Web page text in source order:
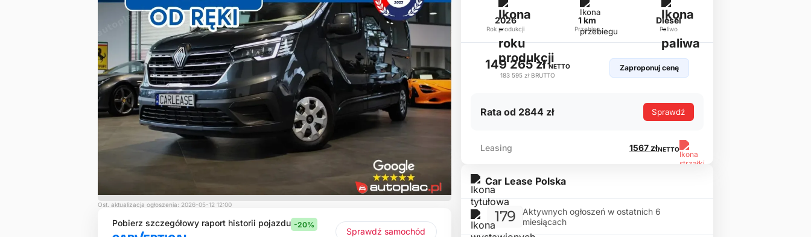
Ost. aktualizacja ogłoszenia: 2026-05-12 12:00
Pobierz szczegółowy raport historii pojazdu -20%
Sprawdź samochód
2026
Rok produkcji
1 km
Przebieg
Diesel
Paliwo
149 265 złNETTO
183 595 zł BRUTTO
Zaproponuj cenę
Rata od 2844 zł Sprawdź
Leasing 1567 złNETTO
Car Lease Polska
179
Aktywnych ogłoszeń w ostatnich 6
miesiącach